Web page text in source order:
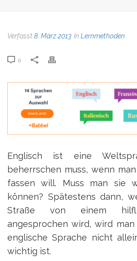
Verfasst8. März 2013 In Lernmethoden
0
Englisch ist eine
beherrschen muss, wenn
fassen will. Muss man sie
können? Spätestens dann,
Straße von einem
angesprochen wird, wird
englische Sprache nicht
wichtig ist.